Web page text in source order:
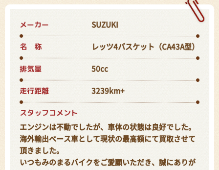
メーカー SUZUKI
名 称 レッツ4バスケット（CA43A型）
排気量 50cc
走行距離 3239km+
スタッフコメント
エンジンは不動でしたが、車体の状態は良好でした。
海外輸出ベース車として現状の最高額にて買取させて
頂きました。
いつもみのまるバイクをご愛顧いただき、誠にありが